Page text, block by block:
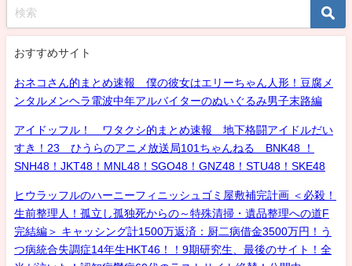
おすすめサイト
おネコさん的まとめ速報 僕の彼女はエリーちゃん人形！豆腐メ
ンタルメンヘラ電波中年アルバイターのぬいぐるみ男子末路編
アイドッフル！ ワタクシ的まとめ速報 地下格闘アイドルだい
すき！23 ひうらのアニメ放送局101ちゃんねる BNK48 ！
SNH48！JKT48！MNL48！SGO48！GNZ48！STU48！SKE48
ヒウラッフルのハーニーフィニッシュゴミ屋敷補完計画 ＜必殺！
生前整理人！孤立し孤独死からの～特殊清掃・遺品整理への道F
完結編＞ キャッシング計1500万返済：厨二病借金3500万円！う
つ病統合失調症14年生HKT46！！9期研究生、最後のサイト！全